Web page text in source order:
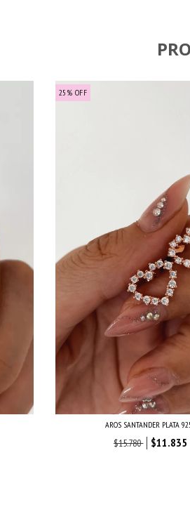
25 % OFF
AROS SANTANDER PLATA
$15.780 $11.835